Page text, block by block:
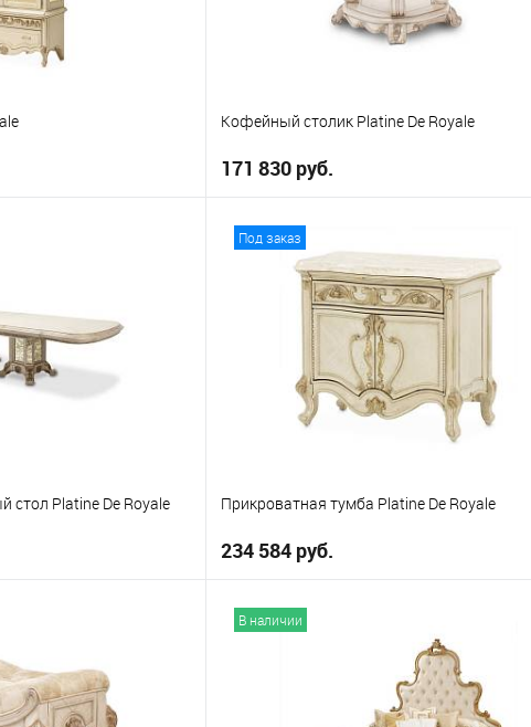
Кофейный столик Platine De Royale
171 830 руб.
В избранное
стол Platine De Royale
Под заказ
Прикроватная тумба Platine De Royale
234 584 руб.
В наличии